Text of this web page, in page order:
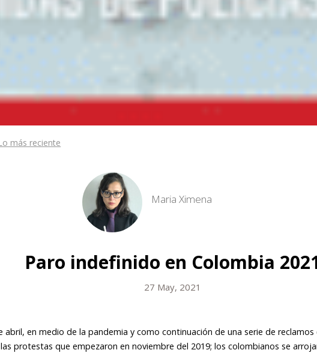
más reciente
Maria Ximena
Paro indefinido en Colombia
27 May, 2021
abril, en medio de la pandemia y como continuación de una serie de reclamos
protestas que empezaron en noviembre del 2019; los colombianos se